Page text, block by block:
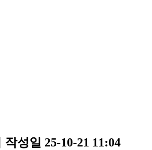
작성일 25-10-21 11:04